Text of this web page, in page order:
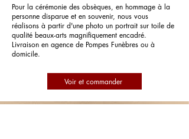
Pour la cérémonie des obsèques, en hommage à la
personne disparue et en souvenir, nous vous
réalisons à partir d'une photo un portrait sur toile de
qualité beaux-arts magnifiquement encadré.
Livraison en agence de Pompes Funèbres ou à
domicile.
Voir et commander